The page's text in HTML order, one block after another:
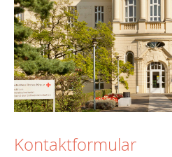
Kontaktformular